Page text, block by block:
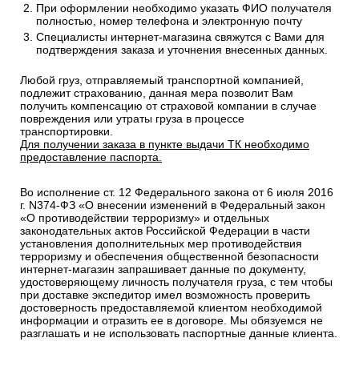
При оформлении необходимо указать ФИО получателя
полностью, номер телефона и электронную почту
Специалисты интернет-магазина свяжутся с Вами для
подтверждения заказа и уточнения внесенных данных.
Любой груз, отправляемый транспортной компанией,
подлежит страхованию, данная мера позволит Вам
получить компенсацию от страховой компании в случае
повреждения или утраты груза в процессе
транспортировки.
Для получении заказа в пункте выдачи ТК необходимо
предоставление паспорта.
Во исполнение ст. 12 Федерального закона от 6 июля 2016
г. N374-ФЗ «О внесении изменений в Федеральный закон
«О противодействии терроризму» и отдельных
законодательных актов Российской Федерации в части
установления дополнительных мер противодействия
терроризму и обеспечения общественной безопасности
интернет-магазин запрашивает данные по документу,
удостоверяющему личность получателя груза, с тем чтобы
при доставке экспедитор имел возможность проверить
достоверность предоставляемой клиентом необходимой
информации и отразить ее в договоре. Мы обязуемся не
разглашать и не использовать паспортные данные клиента.